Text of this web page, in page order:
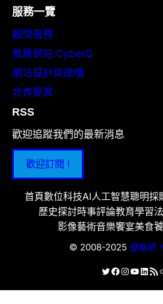
服務一覽
顧問服務
推薦網站:CyberQ
網站設計與建構
合作提案
RSS
歡迎追蹤我們的最新消息
歡迎訂閱 !
首頁數位科技AI人工智慧聰明採
歷史探討時事評論教育學習
影像藝術音樂饗宴美食
© 2008-2025 優格網
X FacebookRSS 資訊提供